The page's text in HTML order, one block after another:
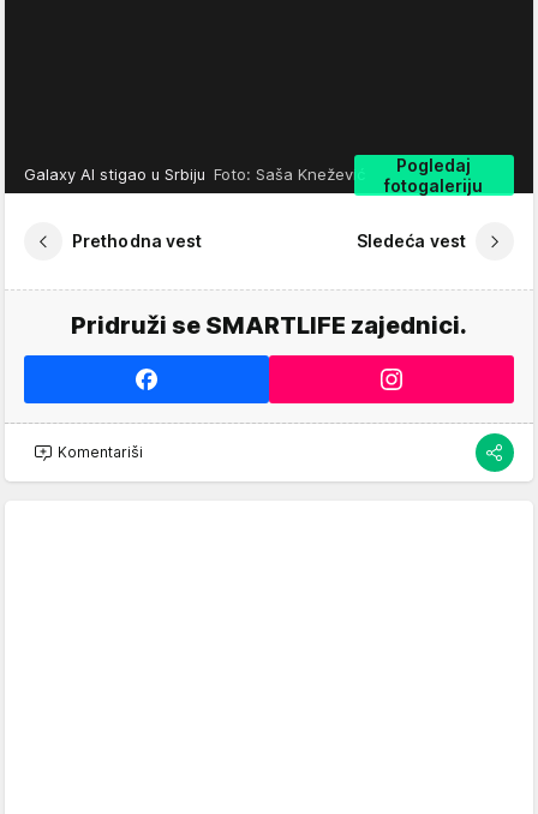
Pogledaj
fotogaleriju
Galaxy AI stigao u Srbiju Foto: Saša Knežević
Prethodna vest Sledeća vest
Pridruži se SMARTLIFE zajednici.
Komentariši